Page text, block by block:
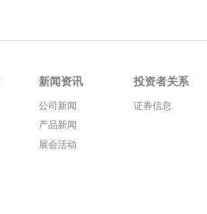
新闻资讯
公司新闻
产品新闻
展会活动
投资者关系
证券信息